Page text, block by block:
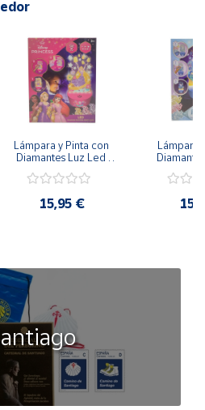
oficial, 100% original
Lámpara y Pinta con
Diamantes Luz Led
20cm 3 Intensidades
15,95 €
Lámpara
20cm 3